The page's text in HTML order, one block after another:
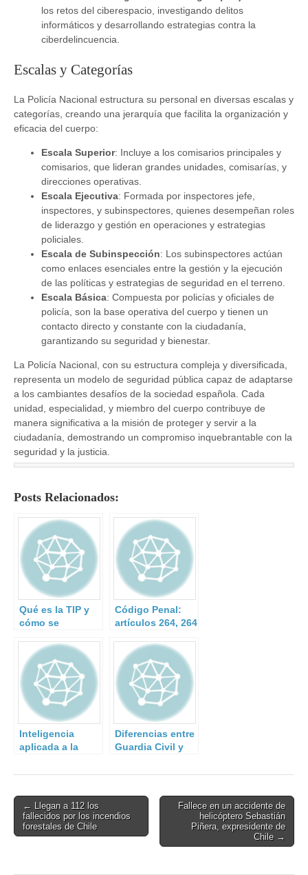
los retos del ciberespacio, investigando delitos
informáticos y desarrollando estrategias contra la
ciberdelincuencia.
Escalas y Categorías
La Policía Nacional estructura su personal en diversas escalas y
categorías, creando una jerarquía que facilita la organización y
eficacia del cuerpo:
Escala Superior: Incluye a los comisarios principales y
comisarios, que lideran grandes unidades, comisarías, y
direcciones operativas.
Escala Ejecutiva: Formada por inspectores jefe,
inspectores, y subinspectores, quienes desempeñan roles
de liderazgo y gestión en operaciones y estrategias
policiales.
Escala de Subinspección: Los subinspectores actúan
como enlaces esenciales entre la gestión y la ejecución
de las políticas y estrategias de seguridad en el terreno.
Escala Básica: Compuesta por policías y oficiales de
policía, son la base operativa del cuerpo y tienen un
contacto directo y constante con la ciudadanía,
garantizando su seguridad y bienestar.
La Policía Nacional, con su estructura compleja y diversificada,
representa un modelo de seguridad pública capaz de adaptarse
a los cambiantes desafíos de la sociedad española. Cada
unidad, especialidad, y miembro del cuerpo contribuye de
manera significativa a la misión de proteger y servir a la
ciudadanía, demostrando un compromiso inquebrantable con la
seguridad y la justicia.
Posts Relacionados:
Qué es la TIP y
cómo se
Código Penal:
artículos 264, 264
Inteligencia
aplicada a la
emergencias
Diferencias entre
Guardia Civil y
Post
navigation
← Llegan a 112 los
fallecidos por los incendios
forestales de Chile
Fallece en un accidente de
helicóptero Sebastián
Piñera, expresidente de
Chile →